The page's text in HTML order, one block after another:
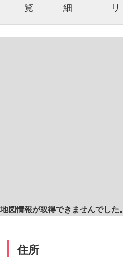
覧
細
リ
地図情報が取得できませんでした。
住所